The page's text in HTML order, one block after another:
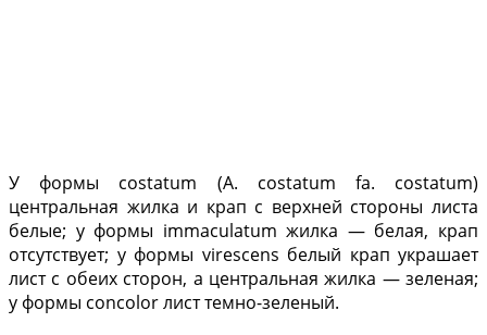
У формы costatum (A. costatum fa. costatum)
центральная жилка и крап с верхней стороны листа
бе­лые; у формы immaculatum жилка — белая, крап
отсутс­твует; у формы virescens бе­лый крап украшает
лист с обеих сторон, а централь­ная жилка — зеленая;
у фор­мы concolor лист темно-зе­леный.